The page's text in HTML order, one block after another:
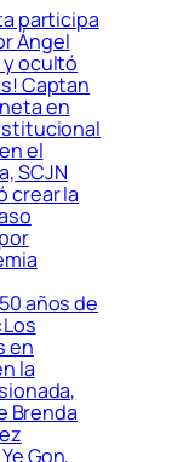
participa
Ángel
y ocultó
Captan
en
el
SCJN
crear la
años de
en
la
Brenda
Gon,